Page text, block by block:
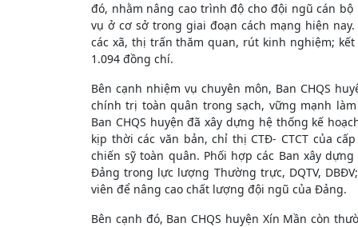
đó, nhằm nâng cao trình độ cho đội ngũ cán
vụ ở cơ sở trong giai đoạn cách mạng hiện
các xã, thị trấn thăm quan, rút kinh nghiệm;
1.094 đồng chí.
Bên cạnh nhiệm vụ chuyên môn, Ban CHQS
chính trị toàn quân trong sạch, vững mạnh
Ban CHQS huyện đã xây dựng hệ thống kế
kịp thời các văn bản, chỉ thị CTĐ- CTCT của
chiến sỹ toàn quân. Phối hợp các Ban xây
Đảng trong lực lượng Thường trực, DQTV,
viên để nâng cao chất lượng đội ngũ của Đảng.
Bên cạnh đó, Ban CHQS huyện Xín Mần còn